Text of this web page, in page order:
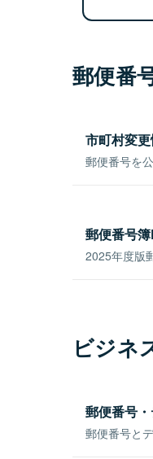
郵便番
市町村変
郵便番号を
郵便番号簿
2025年度版
ビジネ
郵便番号
郵便番号と